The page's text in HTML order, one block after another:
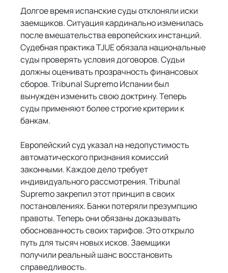
Долгое время испанские суды отклоняли иски
заемщиков. Ситуация кардинально изменилась
после вмешательства европейских инстанций.
Судебная практика TJUE обязала национальные
суды проверять условия договоров. Судьи
должны оценивать прозрачность финансовых
сборов. Tribunal Supremo Испании был
вынужден изменить свою доктрину. Теперь
суды применяют более строгие критерии к
банкам.
Европейский суд указал на недопустимость
автоматического признания комиссий
законными. Каждое дело требует
индивидуального рассмотрения. Tribunal
Supremo закрепил этот принцип в своих
постановлениях. Банки потеряли презумпцию
правоты. Теперь они обязаны доказывать
обоснованность своих тарифов. Это открыло
путь для тысяч новых исков. Заемщики
получили реальный шанс восстановить
справедливость.